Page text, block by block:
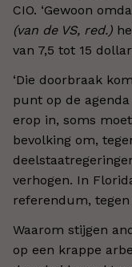
CIO. ‘Gewoon
(van de VS, red.)
van 7,5 tot 15
‘Die doorbraak
punt op de
erop in, soms
bevolking om,
verhogen. In
referendum, tegen
Waarom stijgen
op een krappe